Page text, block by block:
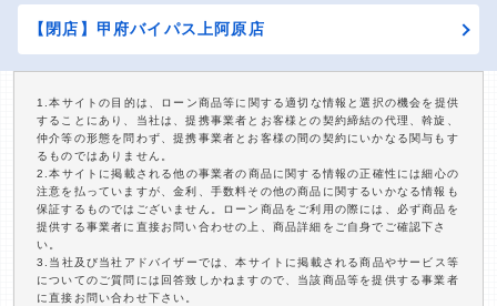
【閉店】甲府バイパス上阿原店
1.本サイトの目的は、ローン商品等に関する適切な情報と選択の機会を提供
することにあり、当社は、提携事業者とお客様との契約締結の代理、斡旋、
仲介等の形態を問わず、提携事業者とお客様の間の契約にいかなる関与もす
るものではありません。
2.本サイトに掲載される他の事業者の商品に関する情報の正確性には細心の
注意を払っていますが、金利、手数料その他の商品に関するいかなる情報も
保証するものではございません。ローン商品をご利用の際には、必ず商品を
提供する事業者に直接お問い合わせの上、商品詳細をご自身でご確認下さ
い。
3.当社及び当社アドバイザーでは、本サイトに掲載される商品やサービス等
についてのご質問には回答致しかねますので、当該商品等を提供する事業者
に直接お問い合わせ下さい。